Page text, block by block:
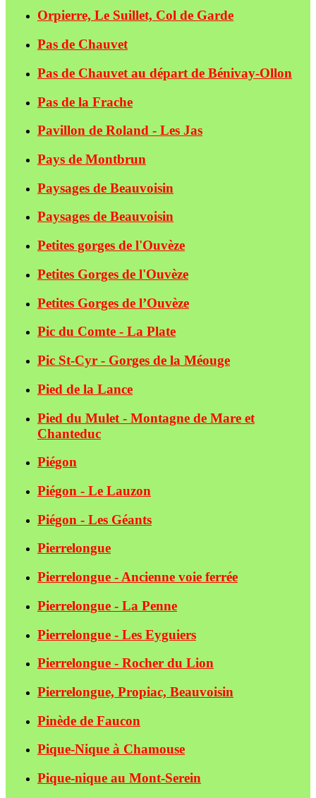
Orpierre, Le Suillet, Col de Garde
Pas de Chauvet
Pas de Chauvet au départ de Bénivay-Ollon
Pas de la Frache
Pavillon de Roland - Les Jas
Pays de Montbrun
Paysages de Beauvoisin
Paysages de Beauvoisin
Petites gorges de l'Ouvèze
Petites Gorges de l'Ouvèze
Petites Gorges de l’Ouvèze
Pic du Comte - La Plate
Pic St-Cyr - Gorges de la Méouge
Pied de la Lance
Pied du Mulet - Montagne de Mare et
Chanteduc
Piégon
Piégon - Le Lauzon
Piégon - Les Géants
Pierrelongue
Pierrelongue - Ancienne voie ferrée
Pierrelongue - La Penne
Pierrelongue - Les Eyguiers
Pierrelongue - Rocher du Lion
Pierrelongue, Propiac, Beauvoisin
Pinède de Faucon
Pique-Nique à Chamouse
Pique-nique au Mont-Serein